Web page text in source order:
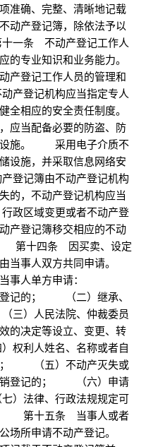
准确、完整、清晰地记载
动产登记簿，除依法予以
一条 不动产登记工作人
的专业知识和业务能力。
登记工作人员的管理和
登记机构应当指定专人
全相应的安全责任制度。
当配备必要的防盗、防
设施。 采用电子介质不
设施，并采取信息网络安
记簿由不动产登记机构
的，不动产登记机构应当
区域变更或者不动产登
产登记簿移交相应的不动
第十四条 因买卖、设定
当事人双方共同申请。
事人单方申请：
登记的； （二）继承、
）人民法院、仲裁委员
的决定等设立、变更、转
利人姓名、名称或者自
； （五）不动产灭失或
销登记的； （六）申请
法律、行政法规规定可
。 第十五条 当事人或者
场所申请不动产登记。